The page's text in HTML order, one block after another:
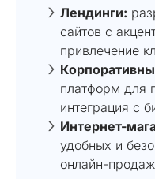
Лендинги:
сайтов с
привлечение
платформ для
интеграция с
Интернет-
удобных и
онлайн-